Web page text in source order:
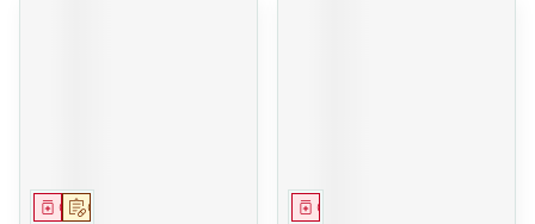
Op voorschrift
Geneesmiddel Geneesmiddel